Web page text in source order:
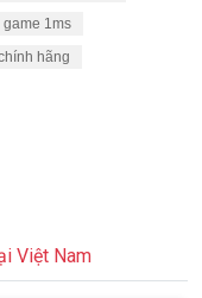
1ms
hãng
Việt Nam